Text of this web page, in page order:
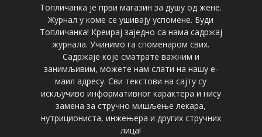
Топличанка је први магазин за душу од жене.
Журнал у коме се ушивају успомене. Буди
Топличанка! Креирај заједно са нама садржај
журнала. Учинимо га споменаром свих.
Садржаје које сматрате важним и
занимљивим, можете нам слати на нашу е-
маил адресу. Сви текстови на сајту су
искључиво информативног карактера и нису
замена за стручно мишљење лекара,
нутрициониста, инжењера и других стручних
лица!